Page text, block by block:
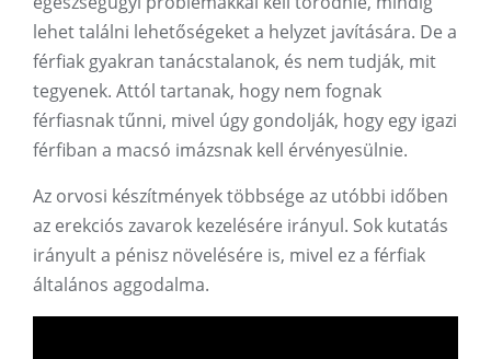
lehet találni lehetőségeket a helyzet javítására. De a
férfiak gyakran tanácstalanok, és nem tudják, mit
tegyenek. Attól tartanak, hogy nem fognak
férfiasnak tűnni, mivel úgy gondolják, hogy egy igazi
férfiban a macsó imázsnak kell érvényesülnie.
Az orvosi készítmények többsége az utóbbi időben
az erekciós zavarok kezelésére irányul. Sok kutatás
irányult a pénisz növelésére is, mivel ez a férfiak
általános aggodalma.